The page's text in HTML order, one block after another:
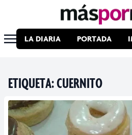
LA DIARIA PORTADA
ETIQUETA:CUERNITO